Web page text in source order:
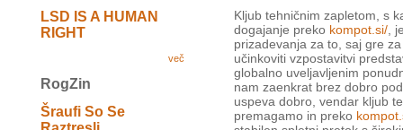
LSD IS A HUMAN
RIGHT
več
RogZin
Šraufi So Se
Kljub tehničnim zapletom, s
dogajanje preko kompot.si/,
prizadevanja za to, saj gre
učinkoviti vzpostavitvi
globalno uveljavljenim
nam zaenkrat brez dobro
uspeva dobro, vendar kljub
premagamo in preko